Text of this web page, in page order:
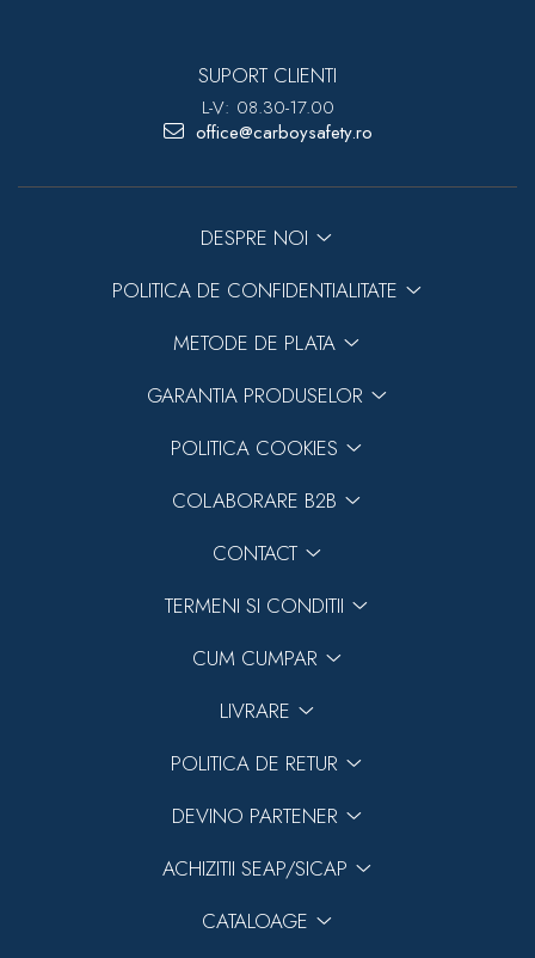
SUPORT CLIENTI
L-V: 08.30-17.00
office@carboysafety.ro
DESPRE NOI
POLITICA DE CONFIDENTIALITATE
METODE DE PLATA
GARANTIA PRODUSELOR
POLITICA COOKIES
COLABORARE B2B
CONTACT
TERMENI SI CONDITII
CUM CUMPAR
LIVRARE
POLITICA DE RETUR
DEVINO PARTENER
ACHIZITII SEAP/SICAP
CATALOAGE